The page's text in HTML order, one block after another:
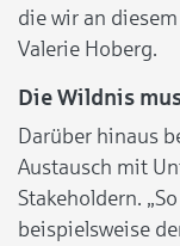
die wir an
Valerie Hoberg.
Die Wildnis
Darüber hinaus
Austausch mit
Stakeholdern.
beispielsweise